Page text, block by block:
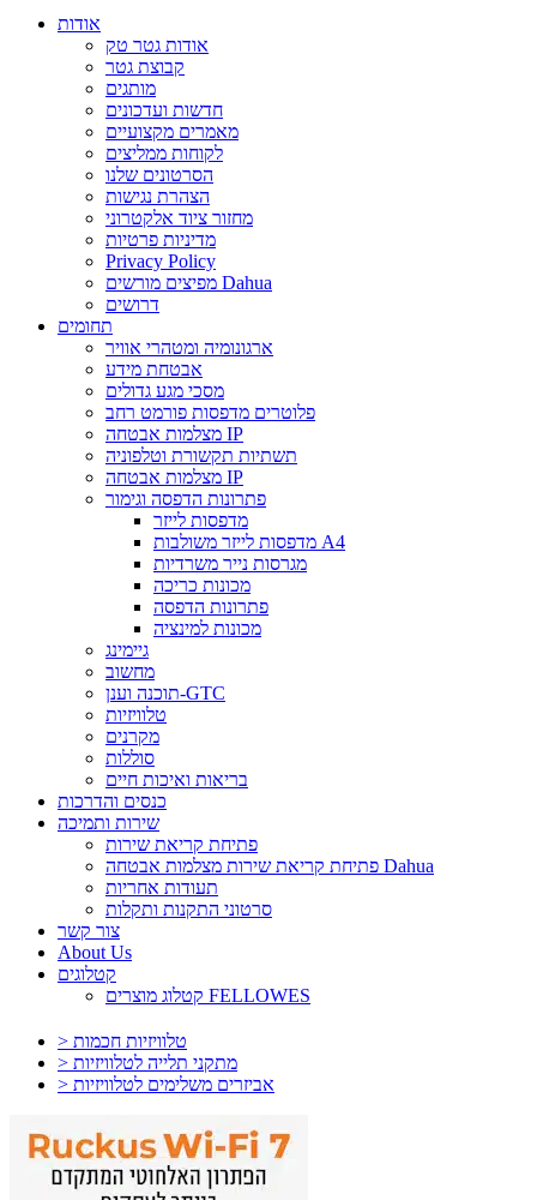
אודות
אודות גטר טק
קבוצת גטר
מותגים
חדשות ועדכונים
מאמרים מקצועיים
לקוחות ממליצים
הסרטונים שלנו
הצהרת נגישות
מחזור ציוד אלקטרוני
מדיניות פרטיות
Privacy Policy
מפיצים מורשים Dahua
דרושים
תחומים
ארגונומיה ומטהרי אוויר
אבטחת מידע
מסכי מגע גדולים
פלוטרים מדפסות פורמט רחב
מצלמות אבטחה IP
תשתיות תקשורת וטלפוניה
מצלמות אבטחה IP
פתרונות הדפסה וגימור
מדפסות לייזר
מדפסות לייזר משולבות A4
מגרסות נייר משרדיות
מכונות כריכה
פתרונות הדפסה
מכונות למינציה
גיימינג
מחשוב
תוכנה וענן-GTC
טלוויזיות
מקרנים
סוללות
בריאות ואיכות חיים
כנסים והדרכות
שירות ותמיכה
פתיחת קריאת שירות
פתיחת קריאת שירות מצלמות אבטחה Dahua
תעודות אחריות
סרטוני התקנות ותקלות
צור קשר
About Us
קטלוגים
קטלוג מוצרים FELLOWES
> טלוויזיות חכמות
> מתקני תלייה לטלוויזיות
> אביזרים משלימים לטלוויזיות